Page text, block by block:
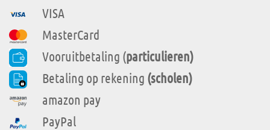
VISA
MasterCard
Vooruitbetaling (particulieren)
Betaling op rekening (scholen)
amazon pay
PayPal